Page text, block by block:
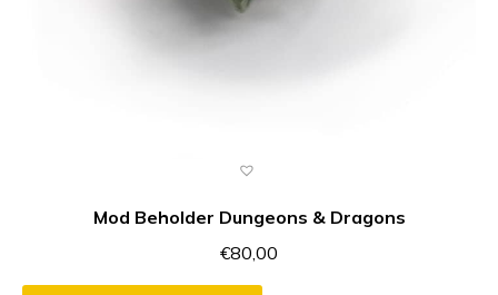
Mod Beholder Dungeons & Dragons
€80,00